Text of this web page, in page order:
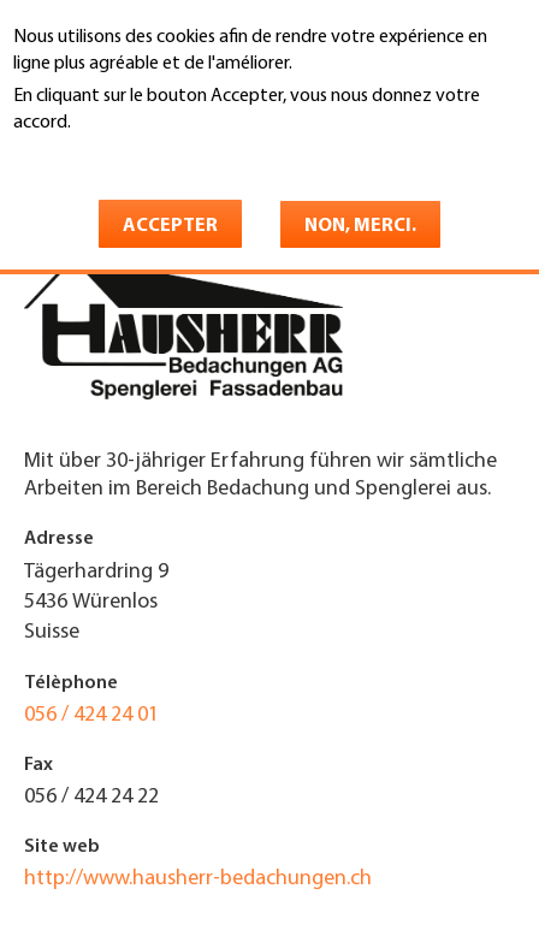
Nous utilisons des cookies afin de rendre votre expérience en
ligne plus agréable et de l'améliorer.
En cliquant sur le bouton Accepter, vous nous donnez votre
accord.
ACCEPTER NON, MERCI.
au
contenu
principal
Recherche
You
Mit über 30-jähriger Erfahrung führen wir sämtliche
Arbeiten im Bereich Bedachung und Spenglerei aus.
Adresse
Tägerhardring 9
5436 Würenlos
Suisse
Télèphone
056 / 424 24 01
Fax
056 / 424 24 22
Site web
http://www.hausherr-bedachungen.ch